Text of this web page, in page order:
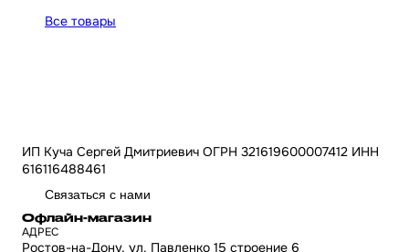
Все товары
ИП Куча Сергей Дмитриевич ОГРН 321619600007412 ИНН
616116488461
Связаться с нами
Офлайн-магазин
АДРЕС
Ростов-на-Дону, ул. Павленко 15 строение 6